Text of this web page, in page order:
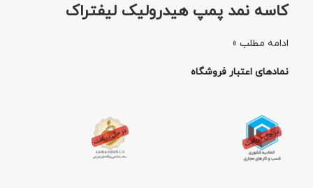
کاسه نمد پمپ هیدرولیک لیفتراک
ادامه مطلب »
نمادهای اعتبار فروشگاه